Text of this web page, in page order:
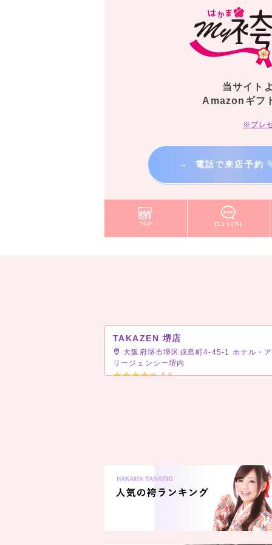
当サイト
Amazonギフ
※プレ
→ 電話で来店予約
TOP 口コミ(79)
TAKAZEN 堺店
大阪府堺市堺区戎島町4-45-1 ホテル・
リージェンシー堺内
4.6